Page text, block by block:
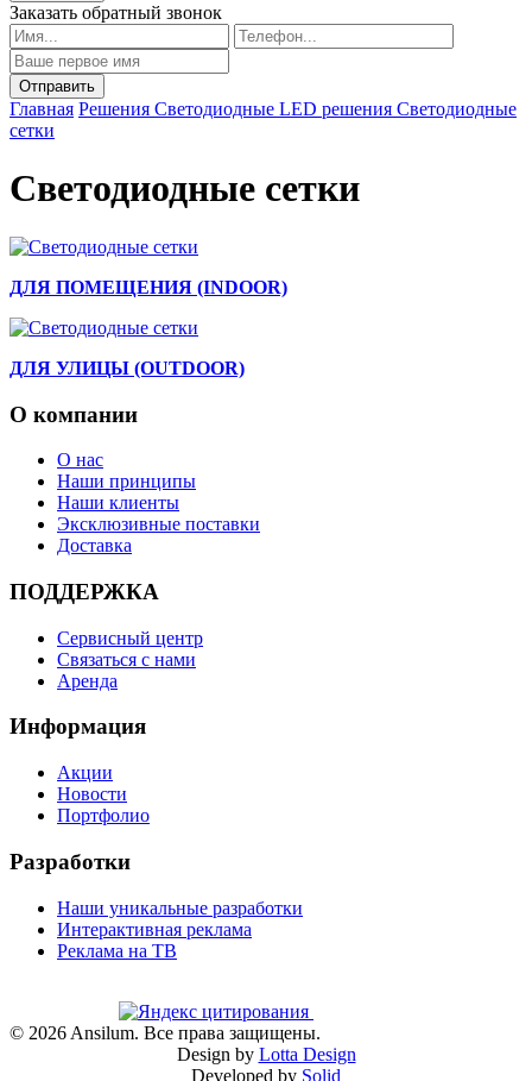
Заказать обратный звонок
Главная Решения Светодиодные LED решения Светодиодные
сетки
Светодиодные сетки
ДЛЯ ПОМЕЩЕНИЯ (INDOOR)
ДЛЯ УЛИЦЫ (OUTDOOR)
О компании
О нас
Наши принципы
Наши клиенты
Эксклюзивные поставки
Доставка
ПОДДЕРЖКА
Сервисный центр
Связаться с нами
Аренда
Информация
Акции
Новости
Портфолио
Разработки
Наши уникальные разработки
Интерактивная реклама
Реклама на ТВ
© 2026 Ansilum. Все права защищены.
Design by Lotta Design
Developed by Solid